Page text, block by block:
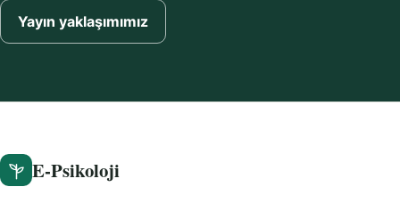
Yayın yaklaşımımız
E-Psikoloji